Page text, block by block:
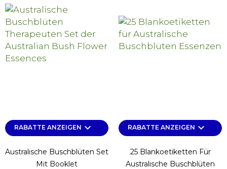
RABATTE ANZEIGEN keyboard_arrow_down
Australische Buschblüten Set
Mit Booklet
RABATTE ANZEIGEN keyboard_arrow_down
25 Blankoetiketten Für
Australische Buschblüten